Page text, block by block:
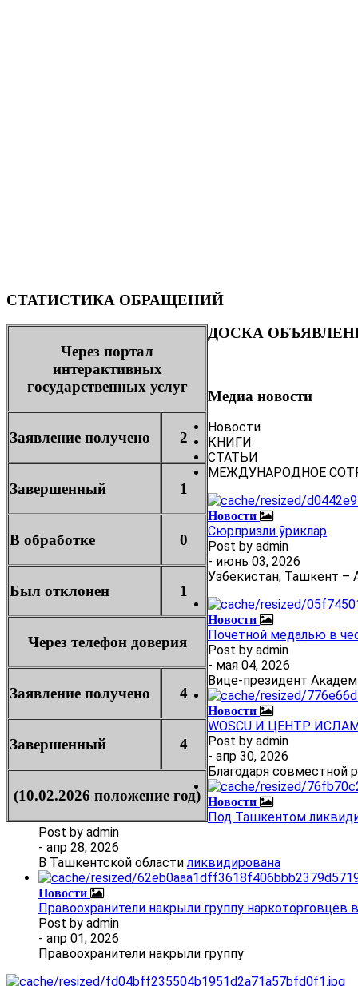
СТАТИСТИКА ОБРАЩЕНИЙ
Через портал
интерактивных
государственных услуг
Заявление получено 2
Завершенный 1
В обработке 0
Был отклонен 1
Через телефон доверия
Заявление получено 4
Завершенный 4
(10.02.2026 положение год)
ДОСКА
Медиа новости
Новости
КНИГИ
СТАТЬИ
МЕЖДУНАРОДНОЕ
Новости
Сюрпризли ўриклар
Post by admin
- июнь 03, 2026
Узбекистан, Ташкент –
Новости
Почетной медалью в
Post by admin
- мая 04, 2026
Вице-президент
Новости
WOSCU И ЦЕНТР
Post by admin
- апр 30, 2026
Благодаря совместной
Новости
Под Ташкентом
Post by admin
- апр 28, 2026
В Ташкентской областиликвидирована
Новости
Правоохранители накрыли группу
Post by admin
- апр 01, 2026
Правоохранители накрыли группу